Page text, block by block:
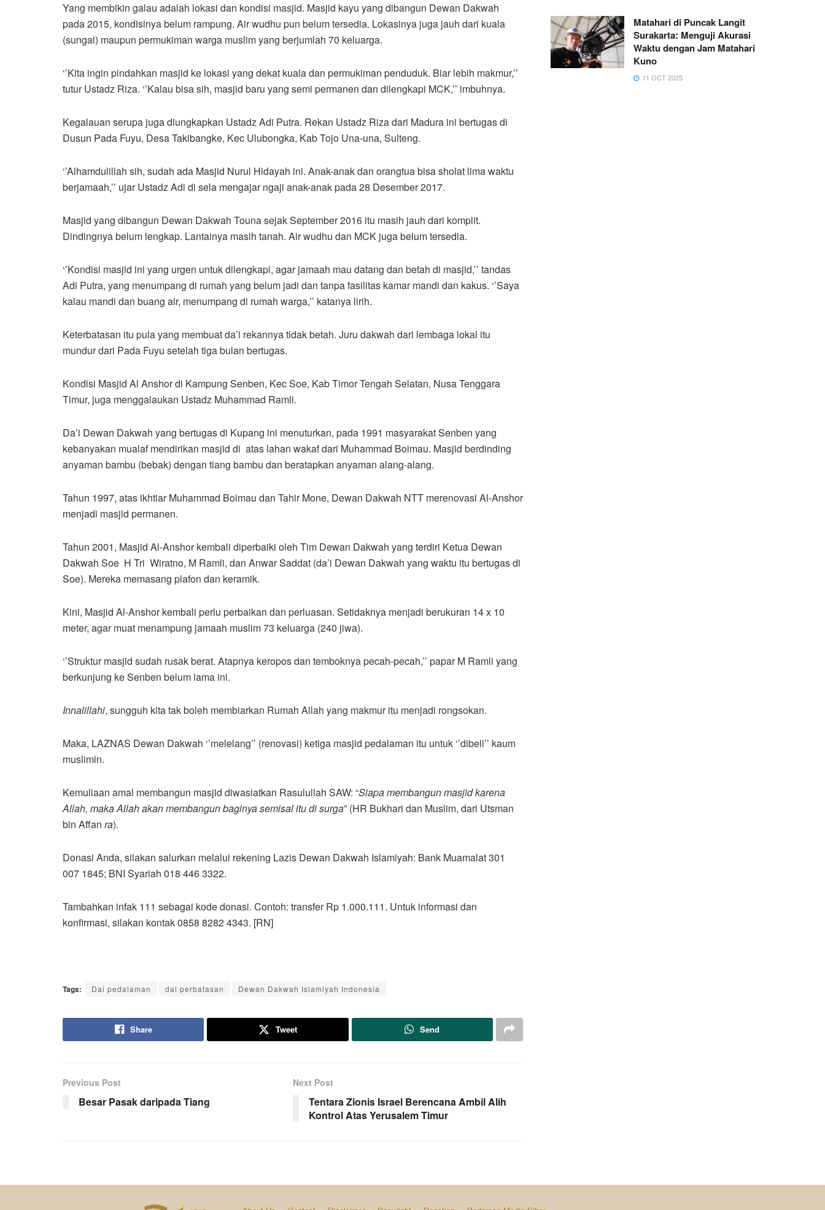
Yang membikin galau adalah lokasi dan kondisi masjid. Masjid kayu yang dibangun Dewan Dakwah
pada 2015, kondisinya belum rampung. Air wudhu pun belum tersedia. Lokasinya juga jauh dari kuala
(sungai) maupun permukiman warga muslim yang berjumlah 70 keluarga.
‘’Kita ingin pindahkan masjid ke lokasi yang dekat kuala dan permukiman penduduk. Biar lebih makmur,’’
tutur Ustadz Riza. ‘’Kalau bisa sih, masjid baru yang semi permanen dan dilengkapi MCK,’’ imbuhnya.
Kegalauan serupa juga diungkapkan Ustadz Adi Putra. Rekan Ustadz Riza dari Madura ini bertugas di
Dusun Pada Fuyu, Desa Takibangke, Kec Ulubongka, Kab Tojo Una-una, Sulteng.
‘’Alhamdulillah sih, sudah ada Masjid Nurul Hidayah ini. Anak-anak dan orangtua bisa sholat lima waktu
berjamaah,’’ ujar Ustadz Adi di sela mengajar ngaji anak-anak pada 28 Desember 2017.
Masjid yang dibangun Dewan Dakwah Touna sejak September 2016 itu masih jauh dari komplit.
Dindingnya belum lengkap. Lantainya masih tanah. Air wudhu dan MCK juga belum tersedia.
‘’Kondisi masjid ini yang urgen untuk dilengkapi, agar jamaah mau datang dan betah di masjid,’’ tandas
Adi Putra, yang menumpang di rumah yang belum jadi dan tanpa fasilitas kamar mandi dan kakus. ‘’Saya
kalau mandi dan buang air, menumpang di rumah warga,’’ katanya lirih.
Keterbatasan itu pula yang membuat da’i rekannya tidak betah. Juru dakwah dari lembaga lokal itu
mundur dari Pada Fuyu setelah tiga bulan bertugas.
Kondisi Masjid Al Anshor di Kampung Senben, Kec Soe, Kab Timor Tengah Selatan, Nusa Tenggara
Timur, juga menggalaukan Ustadz Muhammad Ramli.
Da’i Dewan Dakwah yang bertugas di Kupang ini menuturkan, pada 1991 masyarakat Senben yang
kebanyakan mualaf mendirikan masjid di atas lahan wakaf dari Muhammad Boimau. Masjid berdinding
anyaman bambu (bebak) dengan tiang bambu dan beratapkan anyaman alang-alang.
Tahun 1997, atas ikhtiar Muhammad Boimau dan Tahir Mone, Dewan Dakwah NTT merenovasi Al-Anshor
menjadi masjid permanen.
Tahun 2001, Masjid Al-Anshor kembali diperbaiki oleh Tim Dewan Dakwah yang terdiri Ketua Dewan
Dakwah Soe H Tri Wiratno, M Ramli, dan Anwar Saddat (da’i Dewan Dakwah yang waktu itu bertugas di
Soe). Mereka memasang plafon dan keramik.
Kini, Masjid Al-Anshor kembali perlu perbaikan dan perluasan. Setidaknya menjadi berukuran 14 x 10
meter, agar muat menampung jamaah muslim 73 keluarga (240 jiwa).
‘’Struktur masjid sudah rusak berat. Atapnya keropos dan temboknya pecah-pecah,’’ papar M Ramli yang
berkunjung ke Senben belum lama ini.
Innalillahi, sungguh kita tak boleh membiarkan Rumah Allah yang makmur itu menjadi rongsokan.
Maka, LAZNAS Dewan Dakwah ‘’melelang’’ (renovasi) ketiga masjid pedalaman itu untuk ‘’dibeli’’ kaum
muslimin.
Kemuliaan amal membangun masjid diwasiatkan Rasulullah SAW: “Siapa membangun masjid karena
Allah, maka Allah akan membangun baginya semisal itu di surga” (HR Bukhari dan Muslim, dari Utsman
bin Affan ra).
Donasi Anda, silakan salurkan melalui rekening Lazis Dewan Dakwah Islamiyah: Bank Muamalat 301
007 1845; BNI Syariah 018 446 3322.
Tambahkan infak 111 sebagai kode donasi. Contoh: transfer Rp 1.000.111. Untuk informasi dan
konfirmasi, silakan kontak 0858 8282 4343. [RN]
Tags: Dai pedalaman dai perbatasan Dewan Dakwah Islamiyah Indonesia
Share Tweet Send
Previous Post
Besar Pasak daripada Tiang
Next Post
Tentara Zionis Israel Berencana Ambil Alih
Kontrol Atas Yerusalem Timur
Matahari di Puncak Langit
Surakarta: Menguji Akurasi
Waktu dengan Jam Matahari
Kuno
11 OCT 2025